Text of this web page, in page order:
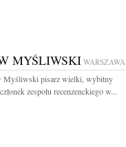
MYŚLIWSKIWARSZAWA
Myśliwski pisarz wielki, wybitny
zespołu recenzenckiego w...